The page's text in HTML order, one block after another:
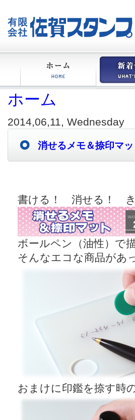
ホーム
ホーム
2014,06,11, Wednesday
消せるメモ＆捺印マッ
書ける！ 消せる！ き
ボールペン（油性）で
そんなエコな商品があ
おまけに印鑑を捺す時